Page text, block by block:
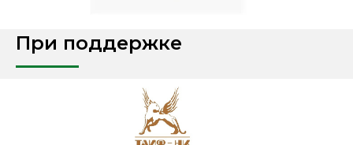
При поддержке